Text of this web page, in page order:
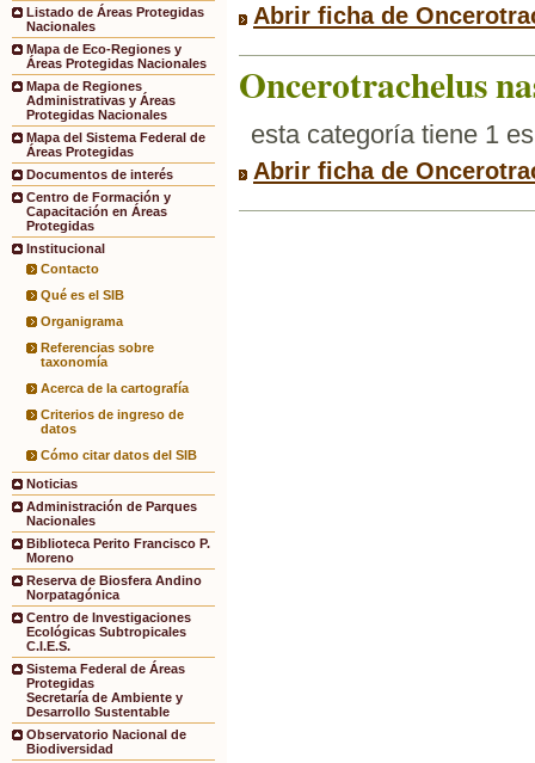
Listado de Áreas Protegidas
Nacionales
Mapa de Eco-Regiones y
Áreas Protegidas Nacionales
Mapa de Regiones
Administrativas y Áreas
Protegidas Nacionales
Mapa del Sistema Federal de
Áreas Protegidas
Documentos de interés
Centro de Formación y
Capacitación en Áreas
Protegidas
Institucional
Contacto
Qué es el SIB
Organigrama
Referencias sobre
taxonomía
Acerca de la cartografía
Criterios de ingreso de
datos
Cómo citar datos del SIB
Noticias
Administración de Parques
Nacionales
Biblioteca Perito Francisco P.
Moreno
Reserva de Biosfera Andino
Norpatagónica
Centro de Investigaciones
Ecológicas Subtropicales
C.I.E.S.
Sistema Federal de Áreas
Protegidas
Secretaría de Ambiente y
Desarrollo Sustentable
Observatorio Nacional de
Biodiversidad
Abrir ficha de
Oncerotrachelus
esta categoría tiene 1
Abrir ficha de